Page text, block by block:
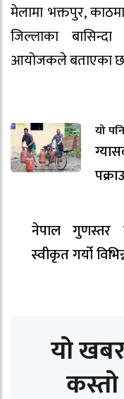
मेलामा भक्तपुर,
जिल्लाका
आयोजकले बताएका
यो
नेपाल गुणस्तर
स्वीकृत गर्यो
यो